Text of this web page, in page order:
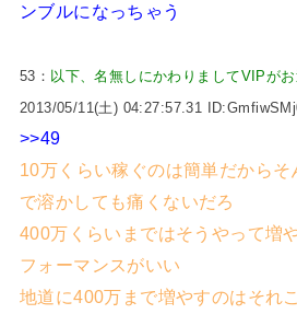
ンブルになっちゃう
53： 以下、名無しにかわりましてVIPが
2013/05/11(土) 04:27:57.31
>>49
10万くらい稼ぐのは簡単だから
で溶かしても痛くないだろ
400万くらいまではそうやって増
フォーマンスがいい
地道に400万まで増やすのはそれ